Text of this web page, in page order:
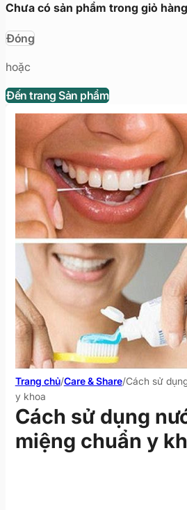
Chưa có sản phẩm trong giỏ
Đóng
hoặc
Đến trang Sản phẩm
Trang chủ/Care & Share/Cách sử
y khoa
Cách sử dụng
miệng chuẩn y